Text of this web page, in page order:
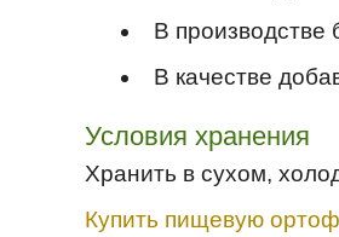
В
В качестве
Условия хранения
Хранить в сухом,
Купить пищевую